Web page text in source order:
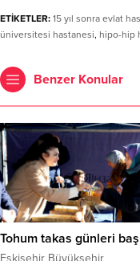
ETİKETLER: 15 yıl sonra evlat
üniversitesi hastanesi, hipo-hip
Benzer Konular
Tohum takas günleri
Eskişehir Büyükşehir